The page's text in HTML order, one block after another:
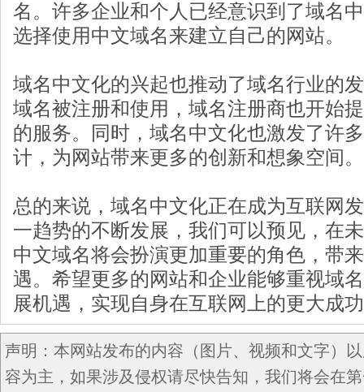
名。许多企业和个人已经意识到了域名
选择使用中文域名来建立自己的网站。
域名中文化的兴起也推动了域名行业的
域名被注册和使用，域名注册商也开始
的服务。同时，域名中文化也激发了许
计，为网站带来更多的创新和想象空间。
总的来说，域名中文化正在成为互联网
一趋势的不断发展，我们可以预见，在
中文域名将会扮演更加重要的角色，带
遇。希望更多的网站和企业能够重视域
展机遇，实现自身在互联网上的更大成
声明：本网站发布的内容（图片、视频和文字）
容为主，如果涉及侵权请尽快告知，我们将会在